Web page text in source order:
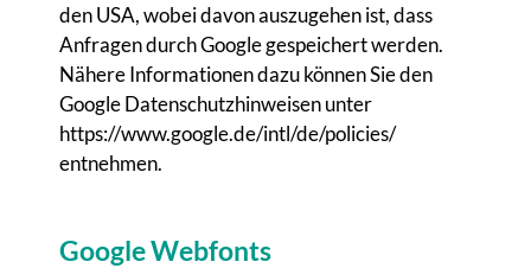
den USA, wobei davon auszugehen ist, dass
Anfragen durch Google gespeichert werden.
Nähere Informationen dazu können Sie den
Google Datenschutzhinweisen unter
https://www.google.de/intl/de/policies/
entnehmen.
Google Webfonts